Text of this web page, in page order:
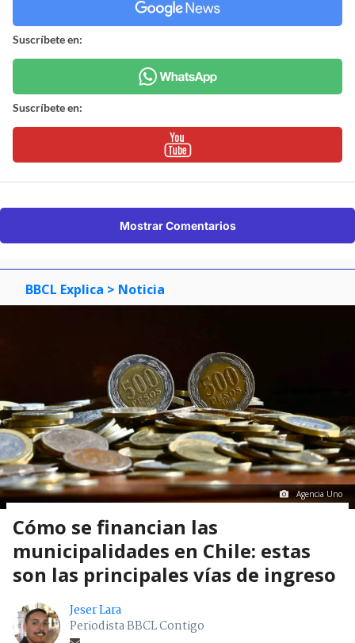
Suscríbete en:
Suscríbete en:
Mostrar Comentarios
BBCL Explica > Noticia
Agencia Uno
Cómo se financian las
municipalidades en Chile: estas
son las principales vías de ingreso
Jeser Lara
Periodista BBCL Contigo